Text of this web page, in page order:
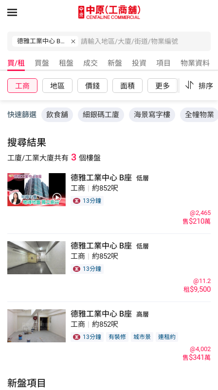
德雅工業中心 B 座
買/租 買盤 租盤 成交 新盤 投資 項目 物業資料
工商 地區 價錢 面積 更多 重設排序
快速篩選 飲食舖 細銀碼工廈 海景寫字樓 全幢物業
搜尋結果
工廈/工業大廈共有 3 個樓盤
德雅工業中心 B座 低層
工商 | 約852呎
13分鐘
售$210萬
@2,465
德雅工業中心 B座 低層
工商 | 約852呎
13分鐘
租$9,500
@11.2
德雅工業中心 B座 高層
工商 | 約852呎
13分鐘 有裝修 城市景 連租約
售$341萬
@4,002
新盤項目